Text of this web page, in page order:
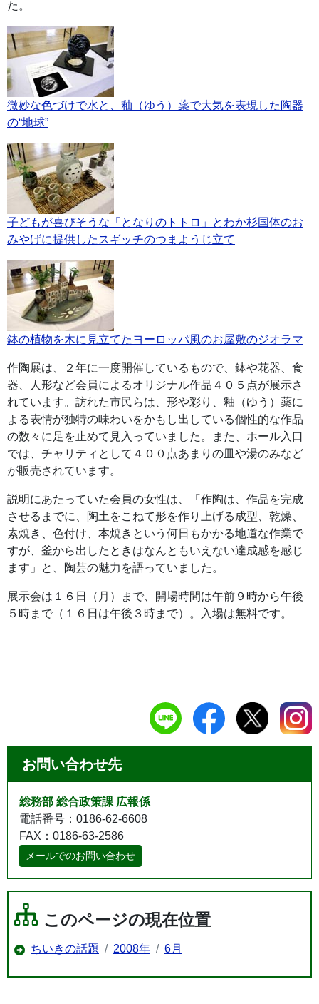
た。
微妙な色づけで水と、釉（ゆう）薬で大気を表現した陶器
の“地球”
子どもが喜びそうな「となりのトトロ」とわか杉国体のお
みやげに提供したスギッチのつまようじ立て
鉢の植物を木に見立てたヨーロッパ風のお屋敷のジオラマ
作陶展は、２年に一度開催しているもので、鉢や花器、食
器、人形など会員によるオリジナル作品４０５点が展示さ
れています。訪れた市民らは、形や彩り、釉（ゆう）薬に
よる表情が独特の味わいをかもし出している個性的な作品
の数々に足を止めて見入っていました。また、ホール入口
では、チャリティとして４００点あまりの皿や湯のみなど
が販売されています。
説明にあたっていた会員の女性は、「作陶は、作品を完成
させるまでに、陶土をこねて形を作り上げる成型、乾燥、
素焼き、色付け、本焼きという何日もかかる地道な作業で
すが、釜から出したときはなんともいえない達成感を感じ
ます」と、陶芸の魅力を語っていました。
展示会は１６日（月）まで、開場時間は午前９時から午後
５時まで（１６日は午後３時まで）。入場は無料です。
お問い合わせ先
総務部 総合政策課 広報係
電話番号：0186-62-6608
FAX：0186-63-2586
メールでのお問い合わせ
このページの現在位置
ちいきの話題 2008年 6月